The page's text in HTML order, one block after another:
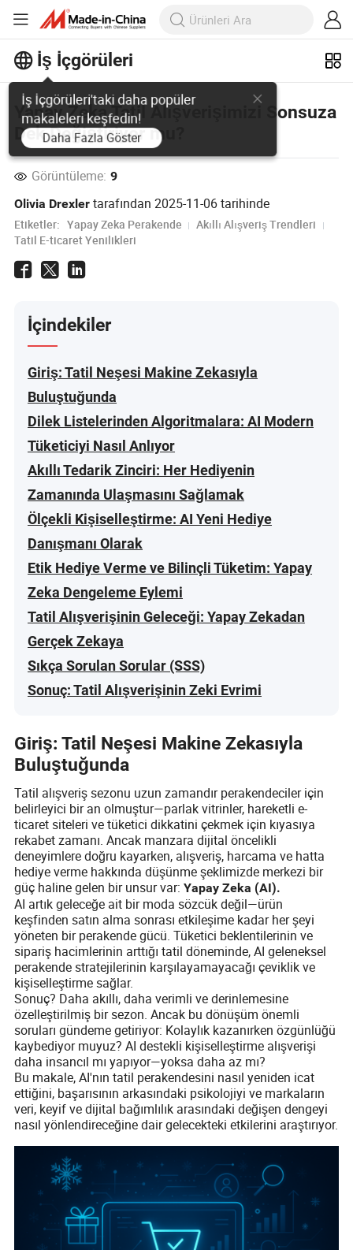
İş İçgörüleri
İş İçgörüleri'taki daha popüler
makaleleri keşfedin!
Daha Fazla Göster
Yapay Zeka Tatil Alışverişimizi Sonsuza
Dek Değiştiriyor mu?
Görüntüleme: 9
Olivia Drexler tarafından2025-11-06tarihinde
Etiketler: Yapay Zeka Perakende
Akıllı Alışveriş Trendleri
Tatil E-ticaret Yenilikleri
İçindekiler
Giriş: Tatil Neşesi Makine Zekasıyla
Buluştuğunda
Dilek Listelerinden Algoritmalara: AI Modern
Tüketiciyi Nasıl Anlıyor
Akıllı Tedarik Zinciri: Her Hediyenin
Zamanında Ulaşmasını Sağlamak
Ölçekli Kişiselleştirme: AI Yeni Hediye
Danışmanı Olarak
Etik Hediye Verme ve Bilinçli Tüketim: Yapay
Zeka Dengeleme Eylemi
Tatil Alışverişinin Geleceği: Yapay Zekadan
Gerçek Zekaya
Sıkça Sorulan Sorular (SSS)
Sonuç: Tatil Alışverişinin Zeki Evrimi
Giriş: Tatil Neşesi Makine Zekasıyla
Buluştuğunda
Tatil alışveriş sezonu uzun zamandır perakendeciler için
belirleyici bir an olmuştur—parlak vitrinler, hareketli e-
ticaret siteleri ve tüketici dikkatini çekmek için kıyasıya
rekabet zamanı. Ancak manzara dijital öncelikli
deneyimlere doğru kayarken, alışveriş, harcama ve hatta
hediye verme hakkında düşünme şeklimizde merkezi bir
güç haline gelen bir unsur var:Yapay Zeka (AI).
AI artık geleceğe ait bir moda sözcük değil—ürün
keşfinden satın alma sonrası etkileşime kadar her şeyi
yöneten bir perakende gücü. Tüketici beklentilerinin ve
sipariş hacimlerinin arttığı tatil döneminde, AI geleneksel
perakende stratejilerinin karşılayamayacağı çeviklik ve
kişiselleştirme sağlar.
Sonuç? Daha akıllı, daha verimli ve derinlemesine
özelleştirilmiş bir sezon. Ancak bu dönüşüm önemli
soruları gündeme getiriyor: Kolaylık kazanırken özgünlüğü
kaybediyor muyuz? AI destekli kişiselleştirme alışverişi
daha insancıl mı yapıyor—yoksa daha az mı?
Bu makale, AI'nın tatil perakendesini nasıl yeniden icat
ettiğini, başarısının arkasındaki psikolojiyi ve markaların
veri, keyif ve dijital bağımlılık arasındaki değişen dengeyi
nasıl yönlendireceğine dair gelecekteki etkilerini araştırıyor.